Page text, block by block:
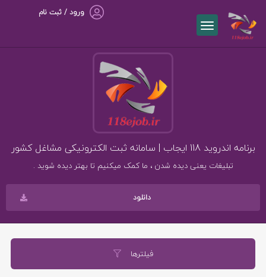
ورود / ثبت نام
برنامه اندروید 118 ایجاب | سامانه ثبت الکترونیکی مشاغل کشور
تبلیغات یعنی دیده شدن ، ما کمک میکنیم تا بهتر دیده شوید .
دانلود
فیلترها